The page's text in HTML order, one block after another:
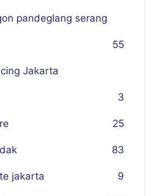
pandeglang serang
55
Jakarta
3
25
83
jakarta 9